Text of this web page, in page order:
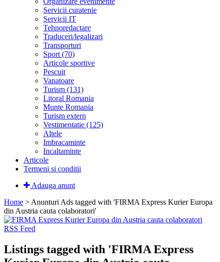
Servicii curatenie
Servicii IT
Tehnoredactare
Traduceri/legalizari
Transporturi
Sport (70)
Articole sportive
Pescuit
Vanatoare
Turism (131)
Litoral Romania
Munte Romania
Turism extern
Vestimentatie (125)
Altele
Imbracaminte
Incaltaminte
Articole
Termeni si conditii
Adauga anunt
Home > Anunturi Ads tagged with 'FIRMA Express Kurier Europa
din Austria cauta colaboratori'
Listings tagged with 'FIRMA Express